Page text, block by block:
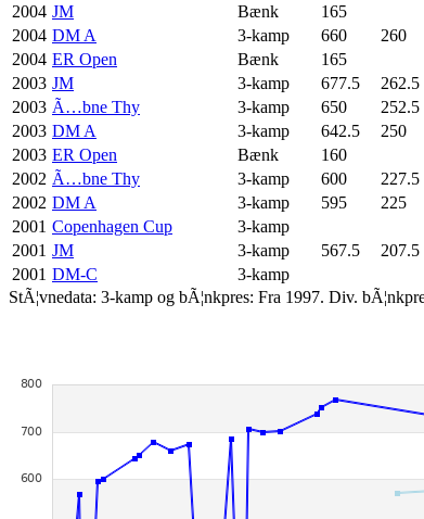
2004 JM Bænk 165
2004 DM A 3-kamp 660 260
2004 ER Open Bænk 165
2003 JM 3-kamp 677.5 262.5
2003 Ã…bne Thy 3-kamp 650 252.5
2003 DM A 3-kamp 642.5 250
2003 ER Open Bænk 160
2002 Ã…bne Thy 3-kamp 600 227.5
2002 DM A 3-kamp 595 225
2001 Copenhagen Cup 3-kamp
2001 JM 3-kamp 567.5 207.5
2001 DM-C 3-kamp
StÃ¦vnedata: 3-kamp og bÃ¦nkpres: Fra 1997. Div.